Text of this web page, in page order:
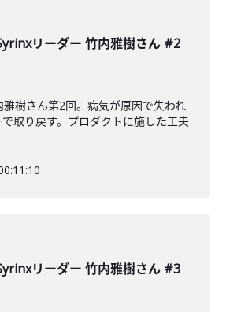
リーダー 竹内雅樹さん #2
樹さん第2回。病気が原因で失われ
取り戻す。プロダクトに施した工夫
リーダー 竹内雅樹さん #3